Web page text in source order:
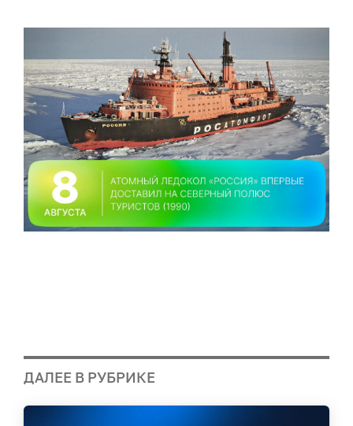
ДАЛЕЕ В РУБРИКЕ